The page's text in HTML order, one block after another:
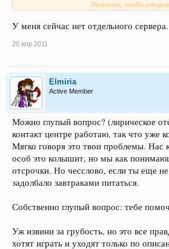
а я всегда переживала за флай, да только
простые варианты, которые тебе известны, а
есть у кого спросить. На отдельный комп
верючто нет подходящих вариантов, которые
Нажмите, чтобы
У меня сейчас нет отдельного сервера.
20 апр 2011
Elmiria
Active Member
Можно глупый вопрос? (лирическое
контакт центре работаю, так что уже
Мягко говоря это твои проблемы. Нас
особ это колышит, но мы как
отсрочки. Но чесслово, если ты еще
задолбало завтраками питаться.
Собственно глупый вопрос: тебе
Уж извини за грубость, но это все
хотят играть и уходят только по